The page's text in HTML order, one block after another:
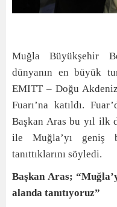
Muğla Büyükşehir
dünyanın en büyük
EMITT – Doğu
Fuarı’na katıldı.
Başkan Aras bu yıl ilk
ile Muğla’yı
tanıttıklarını söyledi.
Başkan Aras;
alanda tanıtıyoruz”